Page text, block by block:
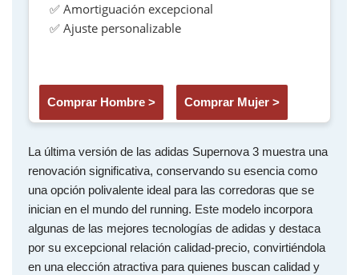
✅ Amortiguación excepcional
✅ Ajuste personalizable
Comprar Hombre > Comprar Mujer >
La última versión de las adidas Supernova 3 muestra una
renovación significativa, conservando su esencia como
una opción polivalente ideal para las corredoras que se
inician en el mundo del running. Este modelo incorpora
algunas de las mejores tecnologías de adidas y destaca
por su excepcional relación calidad-precio, convirtiéndola
en una elección atractiva para quienes buscan calidad y